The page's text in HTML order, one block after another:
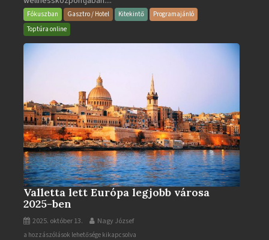
és
Gyógyfürdő
bejegyzéshez
Fókuszban Gasztro / Hotel Kitekintő
Programajánló
Toptúra online
Valletta lett Európa legjobb városa
2025-ben
2025. október 13. Nagy József
Valletta
a hozzászólások lehetősége kikapcsolva